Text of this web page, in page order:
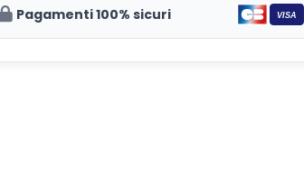
Pagamenti 100% sicuri